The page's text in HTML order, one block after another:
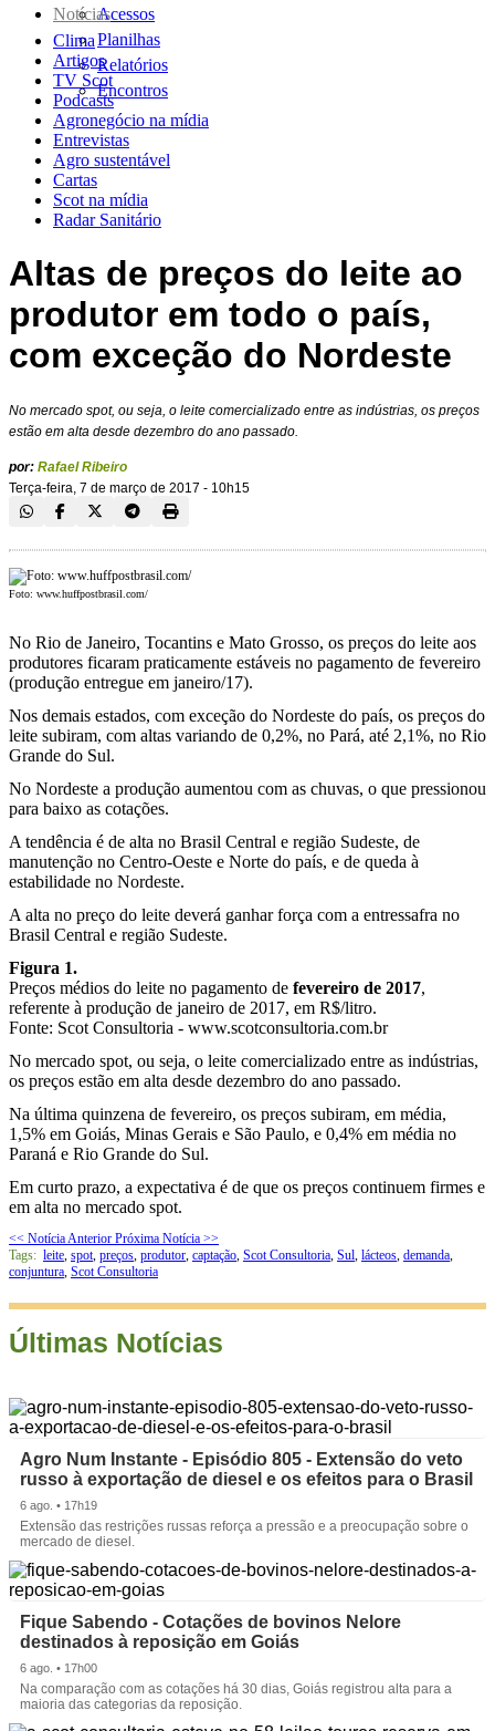
Acessos
Planilhas
Relatórios
Encontros
Notícias
Clima
Artigos
TV Scot
Podcasts
Agronegócio na mídia
Entrevistas
Agro sustentável
Cartas
Scot na mídia
Radar Sanitário
Altas de preços do leite ao
produtor em todo o país,
com exceção do Nordeste
No mercado spot, ou seja, o leite comercializado entre as indústrias, os preços
estão em alta desde dezembro do ano passado.
por: Rafael Ribeiro
Terça-feira, 7 de março de 2017 - 10h15
Foto: www.huffpostbrasil.com/
No Rio de Janeiro, Tocantins e Mato Grosso, os preços do leite aos
produtores ficaram praticamente estáveis no pagamento de fevereiro
(produção entregue em janeiro/17).
Nos demais estados, com exceção do Nordeste do país, os preços do
leite subiram, com altas variando de 0,2%, no Pará, até 2,1%, no Rio
Grande do Sul.
No Nordeste a produção aumentou com as chuvas, o que pressionou
para baixo as cotações.
A tendência é de alta no Brasil Central e região Sudeste, de
manutenção no Centro-Oeste e Norte do país, e de queda à
estabilidade no Nordeste.
A alta no preço do leite deverá ganhar força com a entressafra no
Brasil Central e região Sudeste.
Figura 1.
Preços médios do leite no pagamento de fevereiro de 2017,
referente à produção de janeiro de 2017, em R$/litro.
Fonte: Scot Consultoria - www.scotconsultoria.com.br
No mercado spot, ou seja, o leite comercializado entre as indústrias,
os preços estão em alta desde dezembro do ano passado.
Na última quinzena de fevereiro, os preços subiram, em média,
1,5% em Goiás, Minas Gerais e São Paulo, e 0,4% em média no
Paraná e Rio Grande do Sul.
Em curto prazo, a expectativa é de que os preços continuem firmes e
em alta no mercado spot.
<< Notícia Anterior Próxima Notícia >>
Tags: leite, spot, preços, produtor, captação, Scot Consultoria, Sul, lácteos, demanda,
conjuntura, Scot Consultoria
Últimas Notícias
Agro Num Instante - Episódio 805 - Extensão do veto
russo à exportação de diesel e os efeitos para o Brasil
6 ago. • 17h19
Extensão das restrições russas reforça a pressão e a preocupação sobre o
mercado de diesel.
Fique Sabendo - Cotações de bovinos Nelore
destinados à reposição em Goiás
6 ago. • 17h00
Na comparação com as cotações há 30 dias, Goiás registrou alta para a
maioria das categorias da reposição.